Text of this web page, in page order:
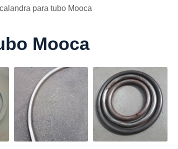
Calandragem Tubo em
Conformação com Tubo Tipo
Conformação em
Conformação para
Conformação Tubo de Metal
Corrimão Aço Tipo
Corrimão de
para tubo Mooca
Mooca